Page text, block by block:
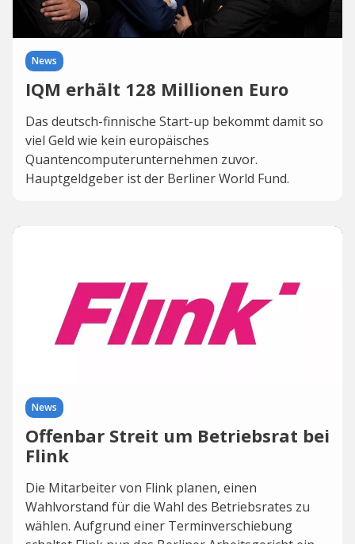
News
IQM erhält 128 Millionen Euro
Das deutsch-finnische Start-up bekommt damit so
viel Geld wie kein europäisches
Quantencomputerunternehmen zuvor.
Hauptgeldgeber ist der Berliner World Fund.
News
Offenbar Streit um Betriebsrat bei
Flink
Die Mitarbeiter von Flink planen, einen
Wahlvorstand für die Wahl des Betriebsrates zu
wählen. Aufgrund einer Terminverschiebung